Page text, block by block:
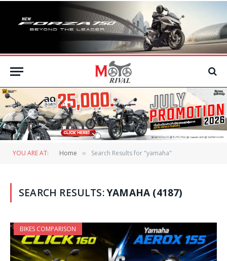
YOU ARE AT: Home » Search Results for "yamaha"
SEARCH RESULTS:YAMAHA (4187)
BIKES COMPARISON